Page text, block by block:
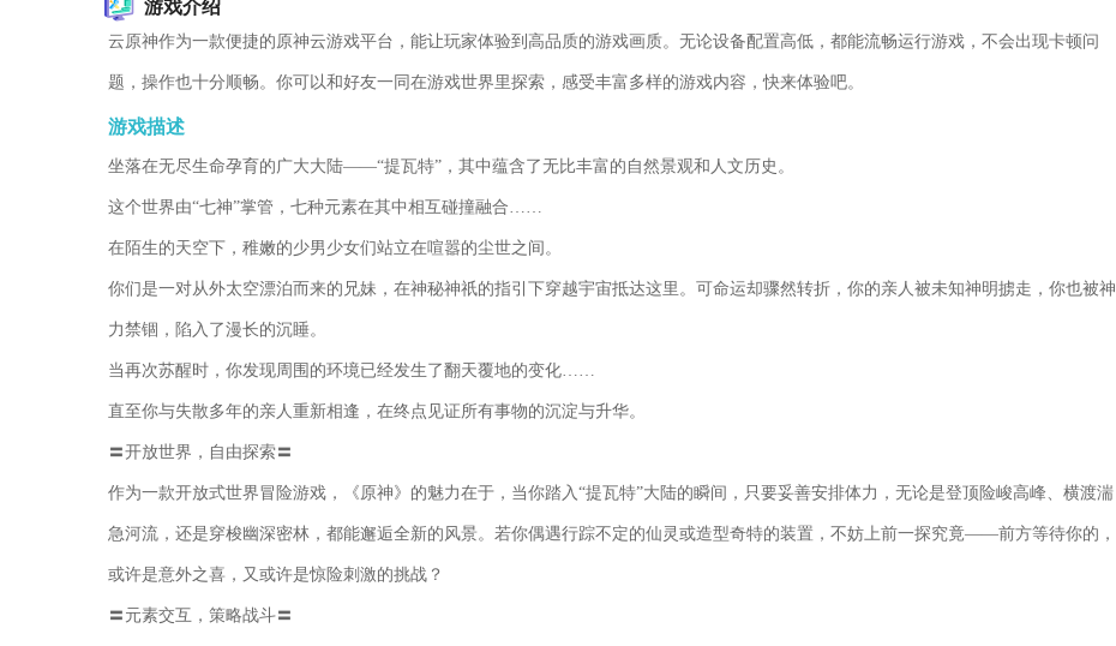
游戏介绍
云原神作为一款便捷的原神云游戏平台，能让玩家体验到高品质的游戏画质。无论设备配置高低，都能流畅运行游戏，不会出现卡顿问
题，操作也十分顺畅。你可以和好友一同在游戏世界里探索，感受丰富多样的游戏内容，快来体验吧。
游戏描述
坐落在无尽生命孕育的广大大陆——“提瓦特”，其中蕴含了无比丰富的自然景观和人文历史。
这个世界由“七神”掌管，七种元素在其中相互碰撞融合……
在陌生的天空下，稚嫩的少男少女们站立在喧嚣的尘世之间。
你们是一对从外太空漂泊而来的兄妹，在神秘神祇的指引下穿越宇宙抵达这里。可命运却骤然转折，你的亲人被未知神明掳走，你也被神
力禁锢，陷入了漫长的沉睡。
当再次苏醒时，你发现周围的环境已经发生了翻天覆地的变化……
直至你与失散多年的亲人重新相逢，在终点见证所有事物的沉淀与升华。
〓开放世界，自由探索〓
作为一款开放式世界冒险游戏，《原神》的魅力在于，当你踏入“提瓦特”大陆的瞬间，只要妥善安排体力，无论是登顶险峻高峰、横渡湍
急河流，还是穿梭幽深密林，都能邂逅全新的风景。若你偶遇行踪不定的仙灵或造型奇特的装置，不妨上前一探究竟——前方等待你的，
或许是意外之喜，又或许是惊险刺激的挑战？
〓元素交互，策略战斗〓